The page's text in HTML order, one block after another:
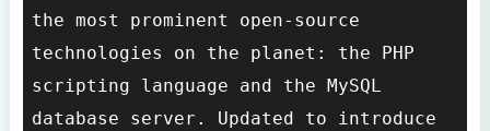
the most prominent open-source
technologies on the planet: the PHP
scripting language and the MySQL
database server. Updated to introduce